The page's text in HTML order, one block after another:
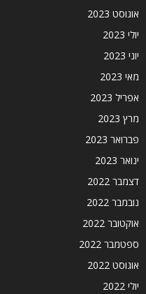
אוגוסט 2023
יולי 2023
יוני 2023
מאי 2023
אפריל 2023
מרץ 2023
פברואר 2023
ינואר 2023
דצמבר 2022
נובמבר 2022
אוקטובר 2022
ספטמבר 2022
אוגוסט 2022
יולי 2022